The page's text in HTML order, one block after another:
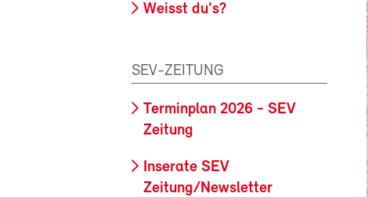
Weisst du's?
SEV-ZEITUNG
Terminplan 2026 - SEV
Zeitung
Inserate SEV
Zeitung/Newsletter